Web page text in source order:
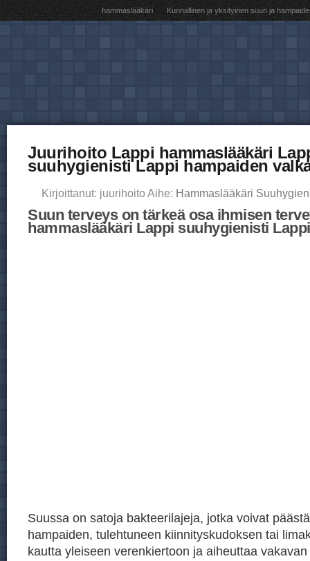
hammaslääkäri Kunnallinen ja yksityinen suun ja
Juurihoito Lappi hammaslääkäri
suuhygienisti Lappi hampaiden
Kirjoittanut: juurihoito Aihe: Hammaslääkäri
Suun terveys on tärkeä osa ihmisen
hammaslääkäri Lappi suuhygienisti Lappi
Suussa on satoja bakteerilajeja, jotka voivat
hampaiden, tulehtuneen kiinnityskudoksen tai
kautta yleiseen verenkiertoon ja aiheuttaa